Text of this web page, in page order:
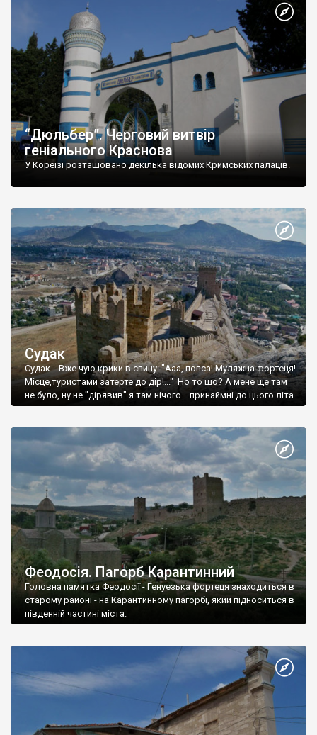
“Дюльбер”. Черговий витвір
геніального Краснова
У Кореїзі розташовано декілька відомих Кримських палаців.
Судак
Судак... Вже чую крики в спину: "Ааа, попса! Муляжна фортеця!
Місце,туристами затерте до дір!..." Но то шо? А мене ще там
не було, ну не "дірявив" я там нічого... принаймні до цього літа.
Феодосія. Пагорб Карантинний
Головна памятка Феодосії - Генуезька фортеця знаходиться в
старому районі - на Карантинному пагорбі, який підноситься в
південній частині міста.